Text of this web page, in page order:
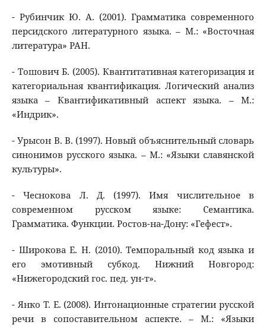
- Рубинчик Ю. А. (2001). Грамматика современного
персидского литературного языка. – М.: «Восточная
литература» РАН.
- Тошович Б. (2005). Квантитативная категоризация и
категориальная квантификация. Логический анализ
языка – Квантификативный аспект языка. – М.:
«Индрик».
- Урысон В. В. (1997). Новый объяснительный словарь
синонимов русского языка. – М.: «Языки славянской
культуры».
- Чеснокова Л. Д. (1997). Имя числительное в
современном русском языке: Семантика.
Грамматика. Функции. Ростов-на-Дону: «Гефест».
- Широкова Е. Н. (2010). Темпоральный код языка и
его эмотивный субкод. Нижний Новгород:
«Нижегородский гос. пед. ун-т».
- Янко Т. Е. (2008). Интонационные стратегии русской
речи в сопоставительном аспекте. – М.: «Языки